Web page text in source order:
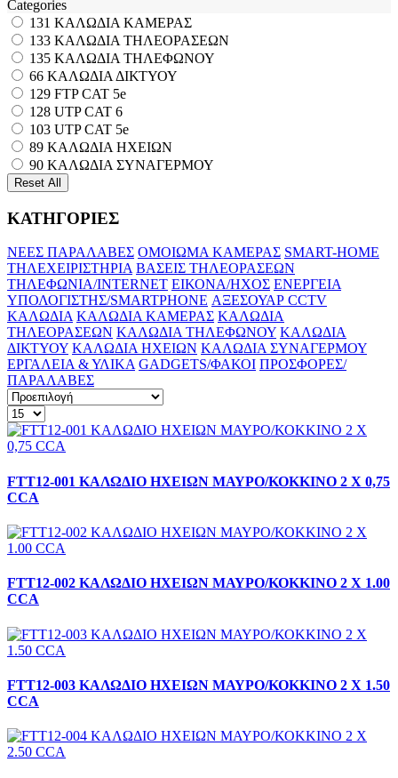
Categories
131 ΚΑΛΩΔΙΑ ΚΑΜΕΡΑΣ
133 ΚΑΛΩΔΙΑ ΤΗΛΕΟΡΑΣΕΩΝ
135 ΚΑΛΩΔΙΑ ΤΗΛΕΦΩΝΟΥ
66 ΚΑΛΩΔΙΑ ΔΙΚΤΥΟΥ
129 FTP CAT 5e
128 UTP CAT 6
103 UTP CAT 5e
89 ΚΑΛΩΔΙΑ ΗΧΕΙΩΝ
90 ΚΑΛΩΔΙΑ ΣΥΝΑΓΕΡΜΟΥ
ΚΑΤΗΓΟΡΙΕΣ
ΝΕΕΣ ΠΑΡΑΛΑΒΕΣ ΟΜΟΙΩΜΑ ΚΑΜΕΡΑΣ SMART-HOME
ΤΗΛΕΧΕΙΡΙΣΤΗΡΙΑ ΒΑΣΕΙΣ ΤΗΛΕΟΡΑΣΕΩΝ
ΤΗΛΕΦΩΝΙΑ/INTERNET ΕΙΚΟΝΑ/ΗΧΟΣ ΕΝΕΡΓΕΙΑ
ΥΠΟΛΟΓΙΣΤΗΣ/SMARTPHONE ΑΞΕΣΟΥΑΡ CCTV
ΚΑΛΩΔΙΑ ΚΑΛΩΔΙΑ ΚΑΜΕΡΑΣ ΚΑΛΩΔΙΑ
ΤΗΛΕΟΡΑΣΕΩΝ ΚΑΛΩΔΙΑ ΤΗΛΕΦΩΝΟΥ ΚΑΛΩΔΙΑ
ΔΙΚΤΥΟΥ ΚΑΛΩΔΙΑ ΗΧΕΙΩΝ ΚΑΛΩΔΙΑ ΣΥΝΑΓΕΡΜΟΥ
ΕΡΓΑΛΕΙΑ & ΥΛΙΚΑ GADGETS/ΦΑΚΟΙ ΠΡΟΣΦΟΡΕΣ/
ΠΑΡΑΛΑΒΕΣ
FTT12-001 ΚΑΛΩΔΙΟ ΗΧΕΙΩΝ ΜΑΥΡΟ/ΚΟΚΚΙΝΟ 2 Χ 0,75
CCA
FTT12-002 ΚΑΛΩΔΙΟ ΗΧΕΙΩΝ ΜΑΥΡΟ/ΚΟΚΚΙΝΟ 2 Χ 1.00
CCA
FTT12-003 ΚΑΛΩΔΙΟ ΗΧΕΙΩΝ ΜΑΥΡΟ/ΚΟΚΚΙΝΟ 2 Χ 1.50
CCA